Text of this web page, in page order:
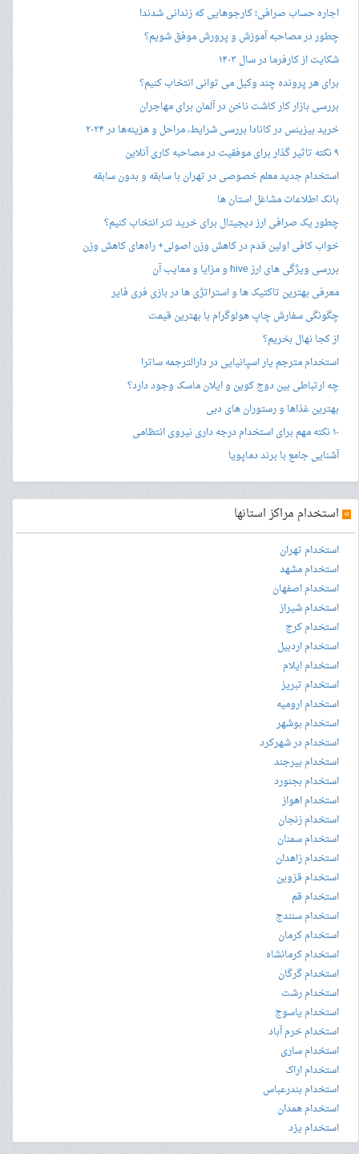
اجاره حساب صرافی؛ کارجوهایی که زندانی شدند!
چطور در مصاحبه‌ آموزش و پرورش موفق شویم؟
شکایت از کارفرما در سال ۱۴۰۳
برای هر پرونده چند وکیل می توانی انتخاب کنیم؟
بررسی بازار کار کاشت ناخن در آلمان برای مهاجران
خرید بیزینس در کانادا بررسی شرایط، مراحل و هزینه‌ها در ۲۰۲۴
۹ نکته تاثیر گذار برای موفقیت در مصاحبه کاری آنلاین
استخدام جدید معلم خصوصی در تهران با سابقه و بدون سابقه
بانک اطلاعات مشاغل استان ها
چطور یک صرافی ارز دیجیتال برای خرید تتر انتخاب کنیم؟
خواب کافی اولین قدم در کاهش وزن اصولی+ راه‌های کاهش وزن
بررسی ویژگی های ارز hive و مزایا و معایب آن
معرفی بهترین تاکتیک ها و استراتژی ها در بازی فری فایر
چگونگی سفارش چاپ هولوگرام با بهترین قیمت
از کجا نهال بخریم؟
استخدام مترجم یار اسپانیایی در دارالترجمه ساترا
چه ارتباطی بین دوج کوین و ایلان ماسک وجود دارد؟
بهترین غذاها و رستوران های دبی
۱۰ نکته مهم برای استخدام درجه داری نیروی انتظامی
آشنایی جامع با برند دماپویا
» استخدام مراکز استانها
استخدام تهران
استخدام مشهد
استخدام اصفهان
استخدام شیراز
استخدام کرج
استخدام اردبیل
استخدام ایلام
استخدام تبریز
استخدام ارومیه
استخدام بوشهر
استخدام در شهرکرد
استخدام بیرجند
استخدام بجنورد
استخدام اهواز
استخدام زنجان
استخدام سمنان
استخدام زاهدان
استخدام قزوین
استخدام قم
استخدام سنندج
استخدام کرمان
استخدام کرمانشاه
استخدام گرگان
استخدام رشت
استخدام یاسوج
استخدام خرم آباد
استخدام ساری
استخدام اراک
استخدام بندرعباس
استخدام همدان
استخدام یزد